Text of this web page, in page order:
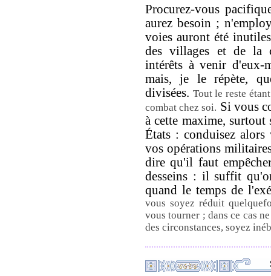
Procurez-vous
aurez besoin ;
voies auront été
des villages et de la
intérêts à venir d'eux-
mais, je le répète,
divisées. Tout le reste
combat chez soi. Si vous
à cette maxime, surtout
États : conduisez alors
vos opérations
dire qu'il faut
desseins : il suffit
quand le temps de
vous soyez réduit
vous tourner ; dans ce cas
des circonstances, soyez